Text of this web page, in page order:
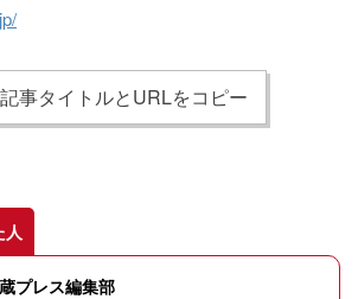
事タイトルとURLをコピー
プレス編集部